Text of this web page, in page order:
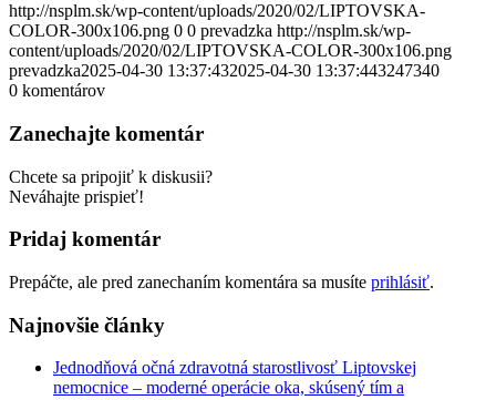
http://nsplm.sk/wp-content/uploads/2020/02/LIPTOVSKA-
COLOR-300x106.png 0 0 prevadzka http://nsplm.sk/wp-
content/uploads/2020/02/LIPTOVSKA-COLOR-300x106.png
prevadzka2025-04-30 13:37:432025-04-30 13:37:443247340
0 komentárov
Zanechajte komentár
Chcete sa pripojiť k diskusii?
Neváhajte prispieť!
Pridaj komentár
Prepáčte, ale pred zanechaním komentára sa musíte prihlásiť.
Najnovšie články
Jednodňová očná zdravotná starostlivosť Liptovskej
nemocnice – moderné operácie oka, skúsený tím a